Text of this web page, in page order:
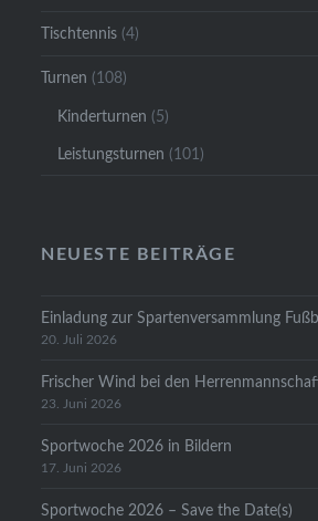
Tischtennis (4)
Turnen (108)
Kinderturnen (5)
Leistungsturnen (101)
NEUESTE BEITRÄGE
Einladung zur Spartenversammlung
20. Juli 2026
Frischer Wind bei den
23. Juni 2026
Sportwoche 2026 in Bildern
17. Juni 2026
Sportwoche 2026 – Save the Date(s)